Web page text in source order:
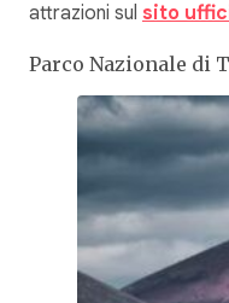
attrazioni sul sito
Parco Nazionale di